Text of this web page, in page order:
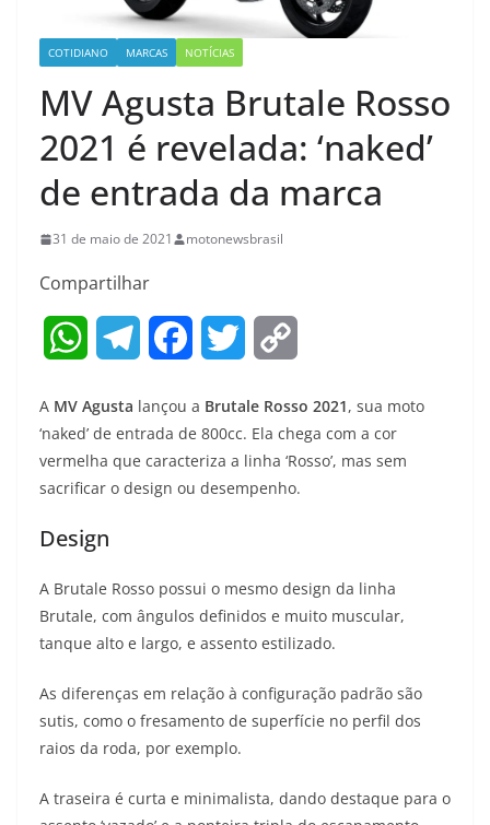
COTIDIANO MARCAS NOTÍCIAS
MV Agusta Brutale Rosso
2021 é revelada: ‘naked’
de entrada da marca
31 de maio de 2021 motonewsbrasil
Compartilhar
W
a
t
A
p
p
l
e
a
m
c
e
o
k
t
r
p
y
n
k
A MV Agusta lançou a Brutale Rosso 2021, sua moto
‘naked’ de entrada de 800cc. Ela chega com a cor
vermelha que caracteriza a linha ‘Rosso’, mas sem
sacrificar o design ou desempenho.
Design
A Brutale Rosso possui o mesmo design da linha
Brutale, com ângulos definidos e muito muscular,
tanque alto e largo, e assento estilizado.
As diferenças em relação à configuração padrão são
sutis, como o fresamento de superfície no perfil dos
raios da roda, por exemplo.
A traseira é curta e minimalista, dando destaque para o